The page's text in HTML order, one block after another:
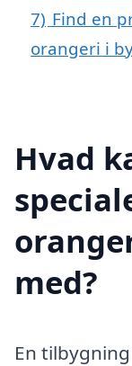
7) Find en
orangeri i
Hvad
med?
En